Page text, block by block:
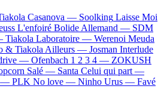
Casanova — Soolking Laisse Moi
L'enfoiré Bolide Allemand — SDM
Tiakola Laboratoire — Werenoi Meuda
& Tiakola Ailleurs — Josman Interlude
— Ofenbach 1 2 3 4 — ZOKUSH
Salé — Santa Celui qui part —
— PLK No love — Ninho Urus — Favé